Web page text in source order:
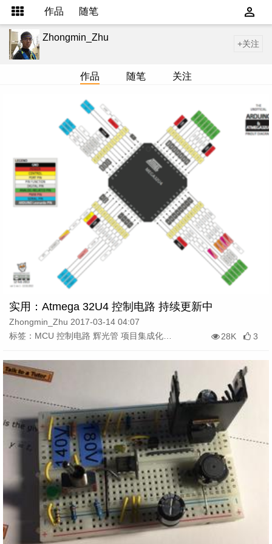
作品 随笔
Zhongmin_Zhu
+关注
作品 随笔 关注
实用：Atmega 32U4 控制电路 持续更新中
Zhongmin_Zhu 2017-03-14 04:07
标签：MCU 控制电路 辉光管 项目集成化 嵌入式
28K 3